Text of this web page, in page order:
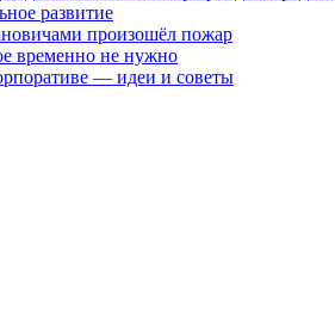
развитие
произошёл пожар
временно не нужно
— идеи и советы